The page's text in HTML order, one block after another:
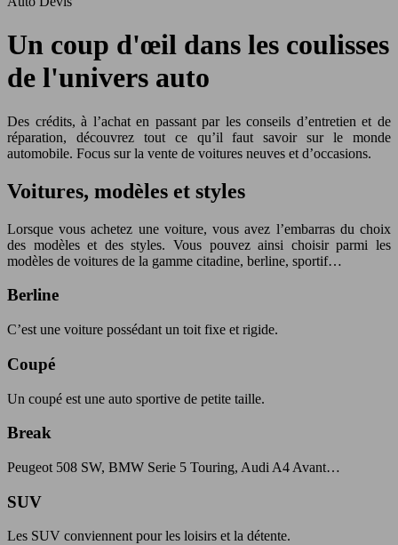
Un coup d'œil dans les coulisses
de l'univers auto
Des crédits, à l’achat en passant par les conseils d’entretien et de
réparation, découvrez tout ce qu’il faut savoir sur le monde
automobile. Focus sur la vente de voitures neuves et d’occasions.
Voitures, modèles et styles
Lorsque vous achetez une voiture, vous avez l’embarras du choix
des modèles et des styles. Vous pouvez ainsi choisir parmi les
modèles de voitures de la gamme citadine, berline, sportif…
Berline
C’est une voiture possédant un toit fixe et rigide.
Coupé
Un coupé est une auto sportive de petite taille.
Break
Peugeot 508 SW, BMW Serie 5 Touring, Audi A4 Avant…
SUV
Les SUV conviennent pour les loisirs et la détente.